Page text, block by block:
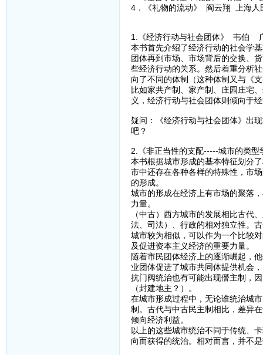
4．《礼物的流动》 阎云翔 上海人
1.《经济行动与社会团体》 韦伯
本书首先介绍了经济行动的社会学
团体再到市场、市场背后的交换、
些经济行动的关系。然后着重分析
向了不同的体制（这种体制又与《
比如家共产制、家产制、庄园庄宅
义，经济行动与社会团体则倾向于
疑问：《经济行动与社会团体》出
吧？
2.《非正当性的支配-----城市的类
本书根据城市形成的基本特征划分
市中还存在各种各样的特殊性，市
的形成。
城市的形成在经济上有市场的聚落
力量。
（中古）西方城市的发展相比古代
法、司法）、行政的相对独立性。
城市较为相似，可以作为一个比较
及促进资本主义经济的重要力量。
随着市民团体经济上的逐渐崛起，
业团体促进了城市共同体提供机会
抗门阀统治也有可能出现僭主制，
（封建地主？）。
在城市形成过程中，无论谁统治城
制。古代与中古民主制相比，差异
倾向经济利益。
以上的这些城市统治不同于传统、
向而获得的统治。相对而言，并不